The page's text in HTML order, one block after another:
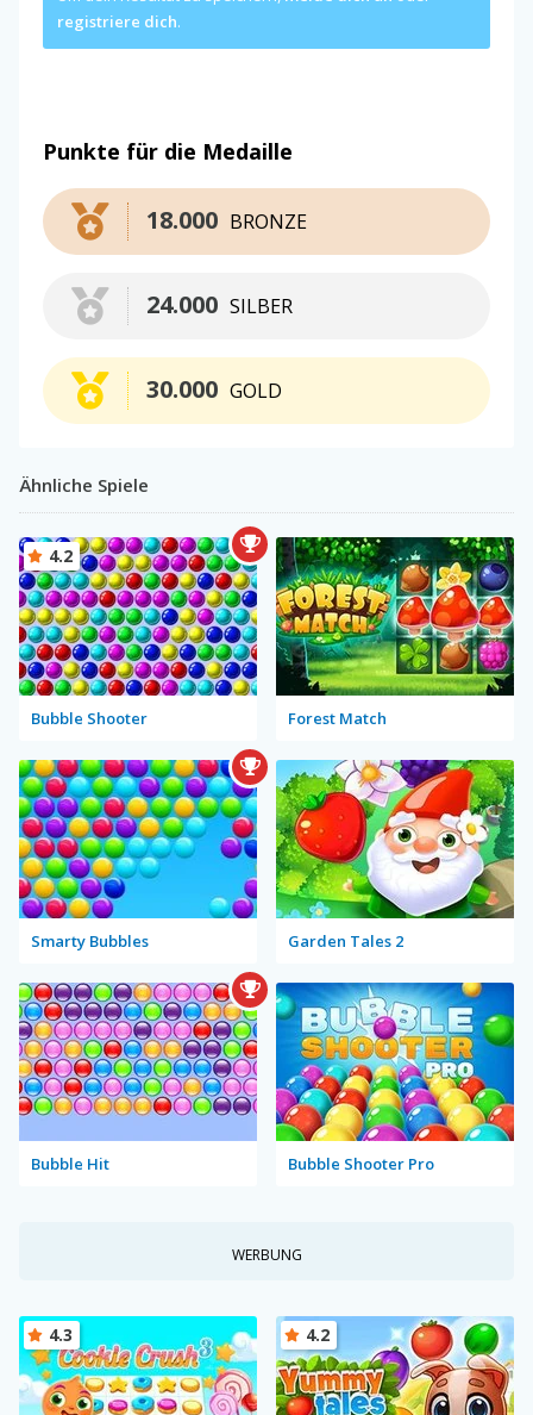
registriere dich.
Punkte für die Medaille
BRONZE
18.000
SILBER
24.000
GOLD
30.000
Ähnliche Spiele
Bubble Shooter
4.2
Forest Match
Smarty Bubbles Garden Tales 2
Bubble Hit Bubble Shooter Pro
WERBUNG
4.3 4.2